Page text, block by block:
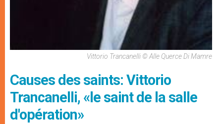
Vittorio Trancanelli © Alle Querce Di Mamre
Causes des saints: Vittorio
Trancanelli, «le saint de la salle
d'opération»